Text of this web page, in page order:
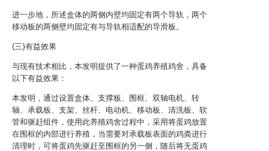
进一步地，所述盒体的两侧内壁均固定有两个导轨，两个
移动板的两侧壁均固定有与导轨相适配的导滑板。
(三)有益效果
与现有技术相比，本发明提供了一种蛋鸡养殖鸡舍，具备
以下有益效果：
本发明，通过设置盒体、支撑板、围框、双轴电机、转
轴、承载板、支架、丝杆、电动机、移动板、清洗板、软
管和驱赶组件，使用此养殖鸡舍过程中，采用将蛋鸡放置
在围框的内部进行养殖，当需要对承载板表面的鸡粪进行
清理时，可将蛋鸡先驱赶至围框的另一侧，随后将无蛋鸡